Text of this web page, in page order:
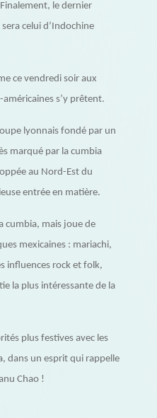
le dernier
celui d’Indochine
ce vendredi soir aux
s’y prêtent.
lyonnais fondé par un
marqué par la cumbia
au Nord-Est du
entrée en matière.
cumbia, mais joue de
mexicaines : mariachi,
influences rock et folk,
la plus intéressante de la
plus festives avec les
dans un esprit qui rappelle
Chao !